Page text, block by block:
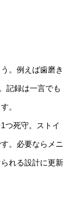
。例えば歯磨き
記録は一言でも
。
つ死守。ストイ
。必要ならメニ
れる設計に更新